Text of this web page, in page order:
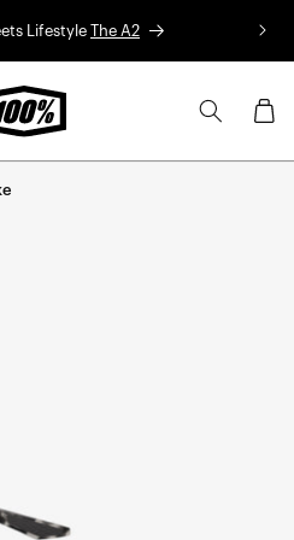
Lifestyle The A2
Panier